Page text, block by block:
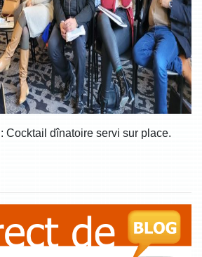
: Cocktail dînatoire servi sur place.